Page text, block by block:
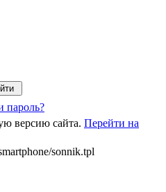
пароль?
версию сайта. Перейти на
sonnik.tpl